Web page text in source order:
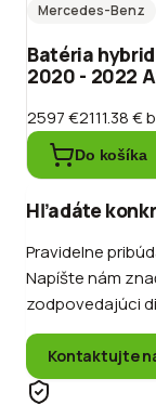
Mercedes-Benz
Batéria
2020 - 2022
2597 €2111.38 €
Do košíka
Hľadáte
Pravidelne
Napíšte nám
zodpovedajúci
Kontaktujte